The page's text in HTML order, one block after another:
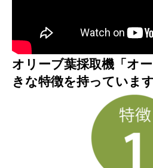
オリーブ葉採取機「オ
きな特徴を持っています